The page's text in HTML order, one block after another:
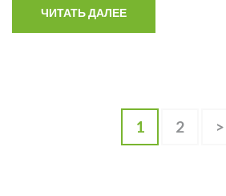
ЧИТАТЬ ДАЛЕЕ
1 2 >